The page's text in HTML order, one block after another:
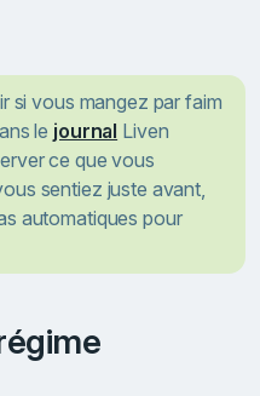
si vous mangez par faim
le journal Liven
ce que vous
sentiez juste avant,
automatiques pour